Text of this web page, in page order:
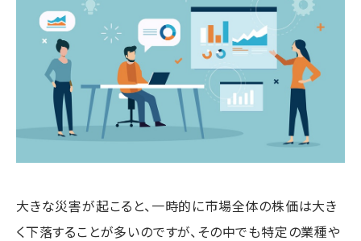
大きな災害が起こると、一時的に市場全体の株価は大き
く下落することが多いのですが、その中でも特定の業種や